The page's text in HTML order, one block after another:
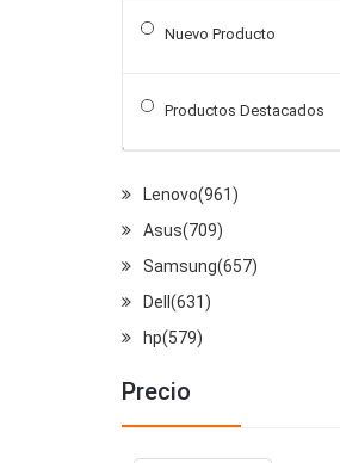
Nuevo Producto
Productos Destacados
Marcas Populares
Lenovo(961)
Asus(709)
Samsung(657)
Dell(631)
hp(579)
Precio